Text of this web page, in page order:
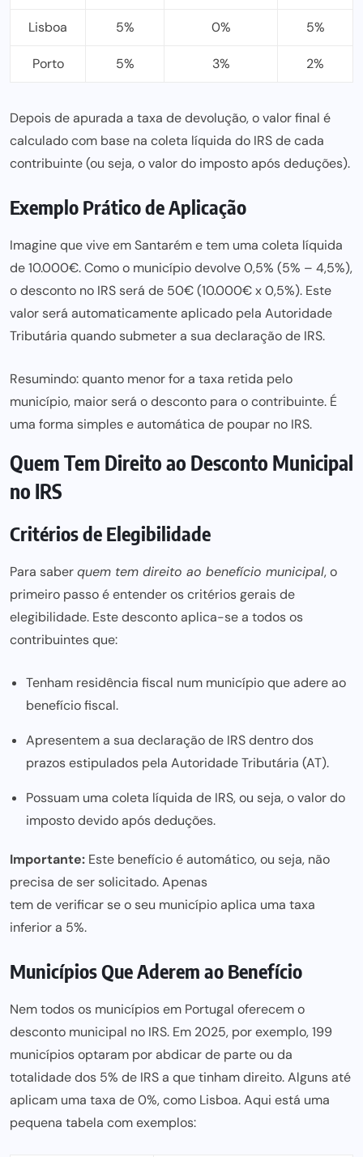
Lisboa 5% 0% 5%
Porto 5% 3% 2%
Depois de apurada a taxa de devolução, o valor final é
calculado com base na coleta líquida do IRS de cada
contribuinte (ou seja, o valor do imposto após deduções).
Exemplo Prático de Aplicação
Imagine que vive em Santarém e tem uma coleta líquida
de 10.000€. Como o município devolve 0,5% (5% – 4,5%),
o desconto no IRS será de 50€ (10.000€ x 0,5%). Este
valor será automaticamente aplicado pela Autoridade
Tributária quando submeter a sua declaração de IRS.
Resumindo: quanto menor for a taxa retida pelo
município, maior será o desconto para o contribuinte. É
uma forma simples e automática de poupar no IRS.
Quem Tem Direito ao Desconto Municipal
no IRS
Critérios de Elegibilidade
Para saberquem tem direito ao benefício municipal, o
primeiro passo é entender os critérios gerais de
elegibilidade. Este desconto aplica-se a todos os
contribuintes que:
Tenham residência fiscal num município que adere ao
benefício fiscal.
Apresentem a sua declaração de IRS dentro dos
prazos estipulados pela Autoridade Tributária (AT).
Possuam uma coleta líquida de IRS, ou seja, o valor do
imposto devido após deduções.
Importante: Este benefício é automático, ou seja, não
precisa de ser solicitado. Apenas
tem de verificar se o seu município aplica uma taxa
inferior a 5%.
Municípios Que Aderem ao Benefício
Nem todos os municípios em Portugal oferecem o
desconto municipal no IRS. Em 2025, por exemplo, 199
municípios optaram por abdicar de parte ou da
totalidade dos 5% de IRS a que tinham direito. Alguns até
aplicam uma taxa de 0%, como Lisboa. Aqui está uma
pequena tabela com exemplos: